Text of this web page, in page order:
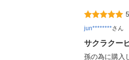
jun********さん
サクラクー
孫の為に購入